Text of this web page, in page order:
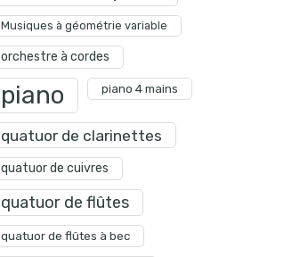
Musiques à géométrie variable
orchestre à cordes
piano piano 4 mains
quatuor de clarinettes
quatuor de cuivres
quatuor de flûtes
quatuor de flûtes à bec